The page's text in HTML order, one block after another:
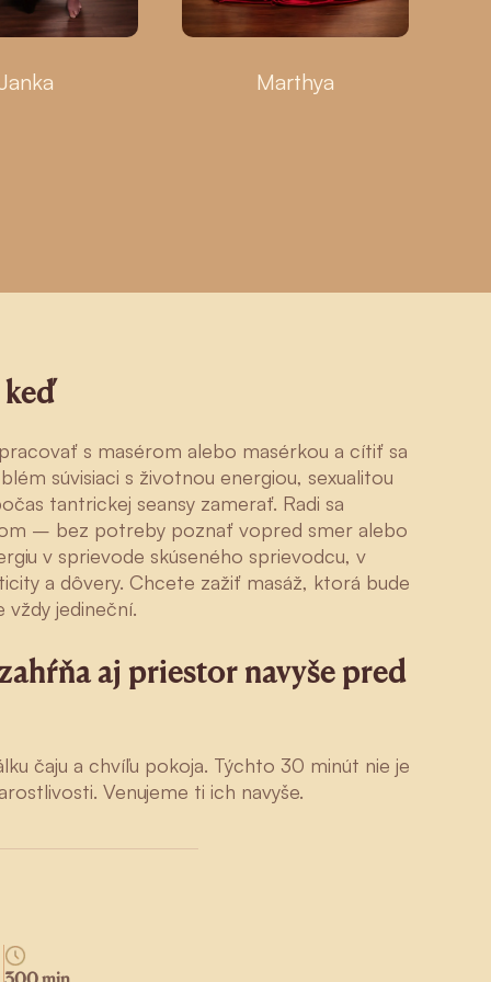
Marthya
s masérom alebo masérkou a cítiť sa
súvisiaci s životnou energiou, sexualitou
tantrickej seansy zamerať. Radi sa
– bez potreby poznať vopred smer alebo
v sprievode skúseného sprievodcu, v
a dôvery. Chcete zažiť masáž, ktorá bude
jedineční.
aj priestor navyše pred
čaju a chvíľu pokoja. Týchto 30 minút nie je
Venujeme ti ich navyše.